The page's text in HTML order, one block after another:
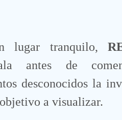
lugar tranquilo,
antes de
desconocidos la
a visualizar.